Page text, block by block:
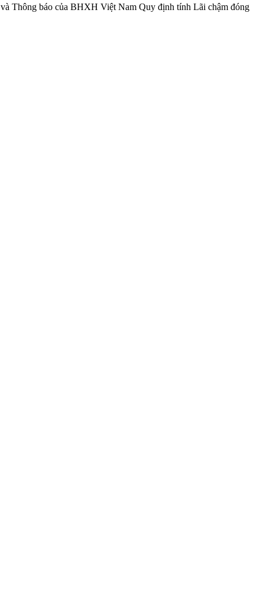
và Thông báo của BHXH Việt Nam Quy định tính Lãi chậm đóng